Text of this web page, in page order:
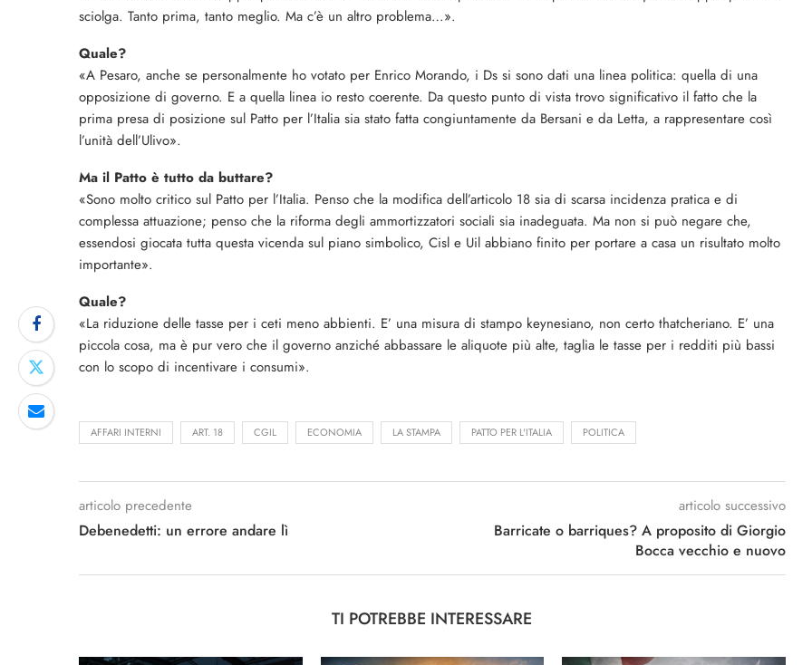
sciolga. Tanto prima, tanto meglio. Ma c’è un altro problema…».
Quale?
«A Pesaro, anche se perso­nalmente ho votato per Enrico Morando, i Ds si sono dati una linea politica: quella di una
opposizio­ne di governo. E a quella linea io resto coerente. Da questo punto di vista trovo significativo il fatto che la
prima presa di posizione sul Patto per l’Italia sia stato fatta congiuntamen­te da Bersani e da Letta, a rappresentare così
l’unità dell’Ulivo».
Ma il Patto è tutto da buttare?
«Sono molto critico sul Pat­to per l’Italia. Penso che la modifica dell’articolo 18 sia di scarsa incidenza pra­tica e di
complessa attua­zione; penso che la riforma degli ammortizzatori socia­li sia inadeguata. Ma non si può negare che,
essendosi giocata tutta questa vicen­da sul piano simbolico, Cisl e Uil abbiano finito per portare a casa un risultato molto
importante».
Quale?
«La riduzione delle tasse per i ceti meno abbienti. E’ una misura di stampo key­nesiano, non certo thatche­riano. E’ una
piccola cosa, ma è pur vero che il gover­no anziché abbassare le aliquote più alte, taglia le tasse per i redditi più bassi
con lo scopo di incentivare i consumi».
AFFARI INTERNI ART. 18 CGIL ECONOMIA LA STAMPA PATTO PER L'ITALIA POLITICA
articolo precedente
Debenedetti: un errore andare lì
articolo successivo
Barricate o barriques? A proposito di Giorgio
Bocca vecchio e nuovo
TI POTREBBE INTERESSARE